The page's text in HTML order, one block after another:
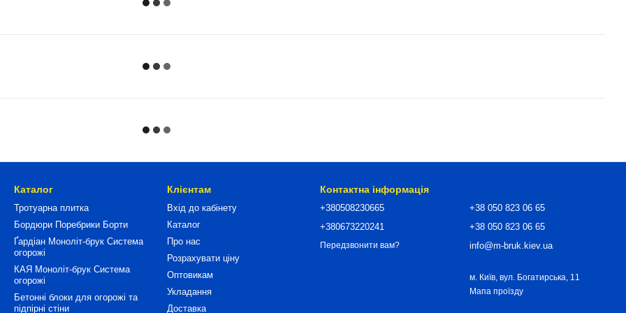
Каталог
Тротуарна плитка
Бордюри Поребрики Борти
Ґардіан Моноліт-брук Система
огорожі
КАЯ Моноліт-брук Система
огорожі
Бетонні блоки для огорожі та
підпірні стіни
Клієнтам
Вхід до кабінету
Каталог
Про нас
Розрахувати ціну
Оптовикам
Укладання
Доставка
Контактна інформація
+380508230665
+380673220241
Передзвонити вам?
+38 050 823 06 65
+38 050 823 06 65
info@m-bruk.kiev.ua
м. Київ, вул. Богатирська, 11
Мапа проїзду